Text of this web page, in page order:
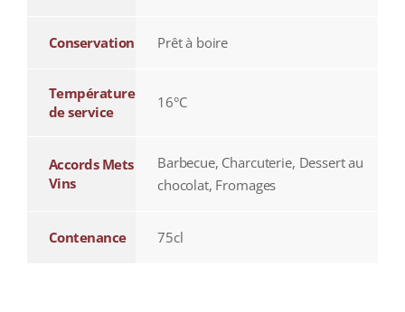
Conservation Prêt à boire
Température
de service
16°C
Accords Mets
Vins
Barbecue, Charcuterie, Dessert au
chocolat, Fromages
Contenance 75cl